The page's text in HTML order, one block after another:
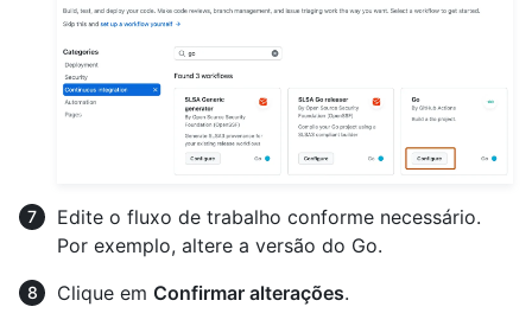
Edite o fluxo de trabalho conforme necessário.
Por exemplo, altere a versão do Go.
Clique em Confirmar alterações.